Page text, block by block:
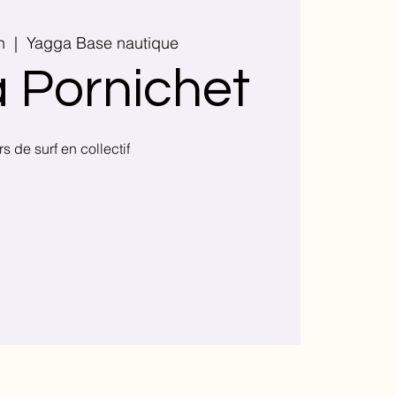
  |
Yagga Base nautique
Pornichet
de surf en collectif